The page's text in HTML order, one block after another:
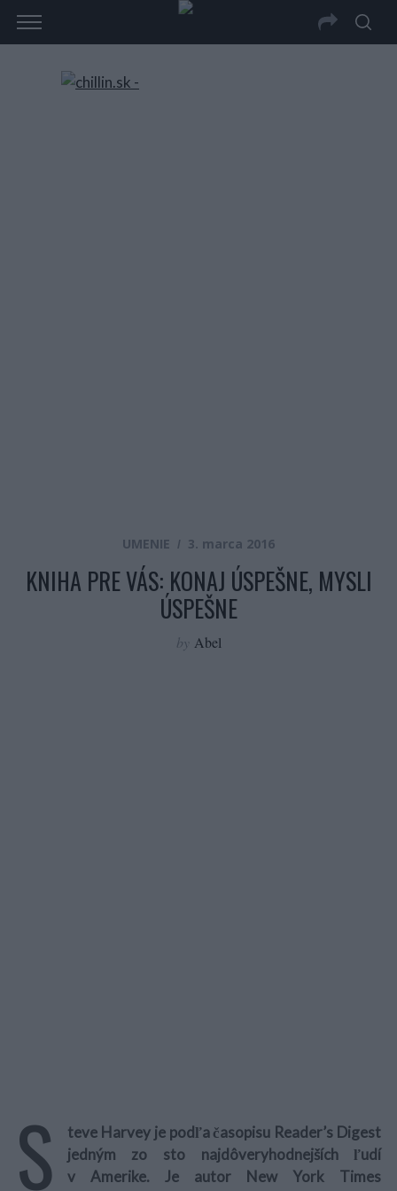
UMENIE 3. marca 2016
KNIHA PRE VÁS: KONAJ ÚSPEŠNE, MYSLI
ÚSPEŠNE
by Abel
S
teve Harvey je podľa časopisu Reader’s Digest
jedným zo sto najdôveryhodnejších ľudí
v Amerike. Je autor New York Times